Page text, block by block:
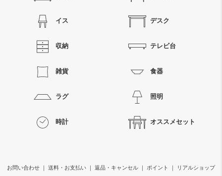
イス デスク
収納 テレビ台
雑貨 食器
ラグ 照明
時計 オススメセット
お問い合わせ ｜ 送料・お支払い ｜ 返品・キャンセル ｜ ポイント ｜ リアルショップ